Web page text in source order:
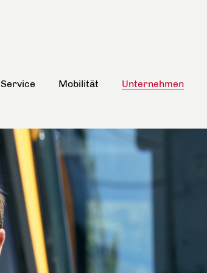
Service Mobilität Unternehmen